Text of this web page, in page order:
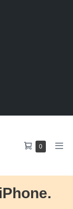
Shopping
0Items